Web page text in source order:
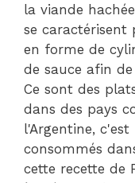
la viande
se
en forme de
de sauce afin
Ce sont des
dans des pays
l'Argentine,
consommés
cette recette de